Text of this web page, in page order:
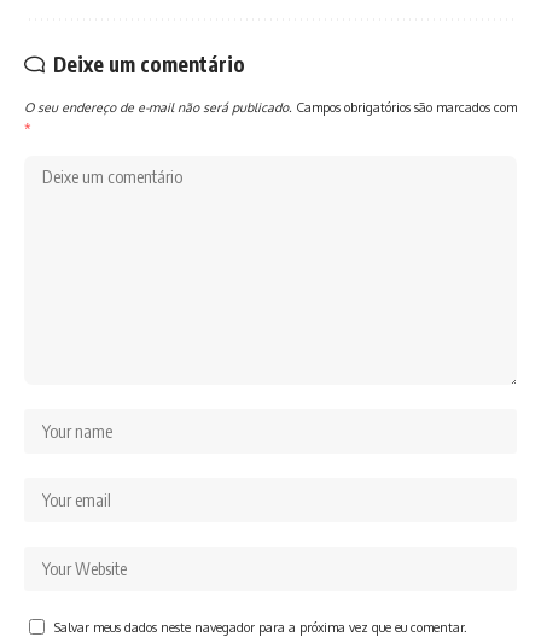
Deixe um comentário
O seu endereço de e-mail não será publicado. Campos obrigatórios são marcados com
*
Salvar meus dados neste navegador para a próxima vez que eu comentar.